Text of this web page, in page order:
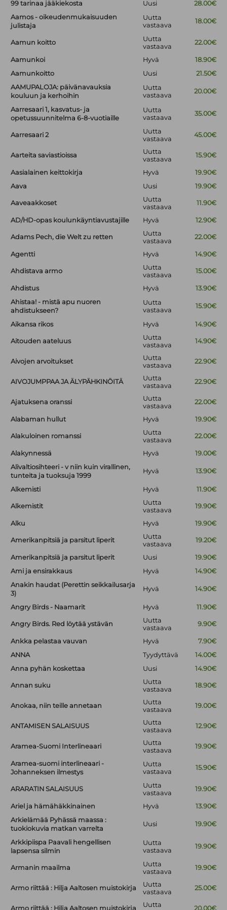
99 tarinaa jääkiekosta
Uusi
28.00€
Aamos - oikeudenmukaisuuden
julistaja
Uutta
vastaava
18.00€
Aamun koitto
Uutta
vastaava
22.00€
Aamunkoi Hyvä
18.90€
Aamunkoitto
Uusi
21.50€
AAMUPALOJA: päivänavauksia
kouluun ja kerhoihin
Uutta
vastaava
20.00€
Aarresaari 1, kasvatus- ja
opetussuunnitelma 6-8-vuotiaille
Uutta
vastaava
35.00€
Aarresaari 2
Uutta
vastaava
45.00€
Aarteita saviastioissa
Uutta
vastaava
15.90€
Aasialainen keittokirja Hyvä
19.90€
Aava
Uusi 19.90€
Aaveaakkoset
Uutta
vastaava
11.90€
AD/HD-opas koulunkäyntiavustajille Hyvä 12.90€
Adams Pech, die Welt zu retten
Uutta
vastaava
22.00€
Agentti Hyvä 14.90€
Ahdistava armo
Uutta
vastaava
15.00€
Ahdistus Hyvä
13.90€
Ahistaa! - mistä apu nuoren
ahdistukseen?
Uutta
vastaava
15.90€
Aikansa rikos Hyvä 14.90€
Aitouden aateluus
Uutta
vastaava
14.90€
Aivojen arvoitukset
Uutta
vastaava
22.90€
AIVOJUMPPAA JA ÄLYPÄHKINÖITÄ
Uutta
vastaava
22.90€
Ajatuksena oranssi
Uutta
vastaava
22.00€
Alabaman hullut Hyvä 19.90€
Alakuloinen romanssi
Uutta
vastaava
22.00€
Alakynnessä Hyvä
19.00€
Alivaltiosihteeri - v niin kuin virallinen,
tunteita ja tuoksuja 1999
Hyvä 13.90€
Alkemisti Hyvä 11.90€
Alkemistit
Uutta
vastaava
19.90€
Alku Hyvä 19.90€
Amerikanpitsiä ja parsitut liperit
Uutta
vastaava
19.20€
Amerikanpitsiä ja parsitut liperit Uusi
19.90€
Ami ja ensirakkaus
Hyvä
14.90€
Anakin haudat (Perettin seikkailusarja
3)
Hyvä 14.90€
Angry Birds - Naamarit Hyvä 11.90€
Angry Birds. Red löytää ystävän
Uutta
vastaava
9.90€
Ankka pelastaa vauvan Hyvä
7.90€
ANNA
Tyydyttävä
14.00€
Anna pyhän koskettaa
Uusi 14.90€
Annan suku
Uutta
vastaava
18.90€
Anokaa, niin teille annetaan
Uutta
vastaava
19.00€
ANTAMISEN SALAISUUS
Uutta
vastaava
12.90€
Aramea-Suomi Interlineaari
Uutta
vastaava
19.90€
Aramea-suomi interlineaari -
Johanneksen ilmestys
Uutta
vastaava
15.90€
ARARATIN SALAISUUS
Uutta
vastaava
19.90€
Ariel ja hämähäkkinainen Hyvä
13.90€
Arkielämää Pyhässä maassa :
tuokiokuvia matkan varrelta
Uusi 19.90€
Arkkipiispa Paavali hengellisen
lapsensa silmin
Uutta
vastaava
19.90€
Armanin maailma
Uutta
vastaava
19.90€
Armo riittää : Hilja Aaltosen muistokirja
Uutta
vastaava
25.00€
Armo riittää : Hilja Aaltosen muistokirja
Uutta
20.00€